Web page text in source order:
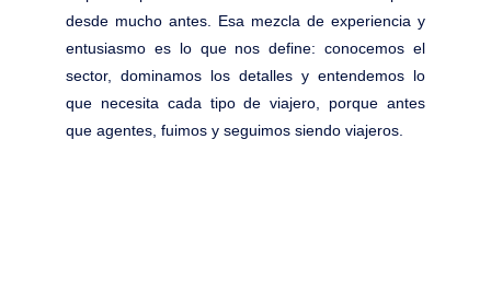
desde mucho antes. Esa mezcla de experiencia y
entusiasmo es lo que nos define: conocemos el
sector, dominamos los detalles y entendemos lo
que necesita cada tipo de viajero, porque antes
que agentes, fuimos y seguimos siendo viajeros.